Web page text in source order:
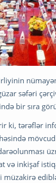
səfəri
bir sıra
ki, tərəflər
və inkişaf
müzakirə